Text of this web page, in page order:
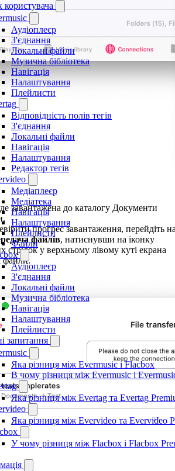
користувача
Аудіоплеєр
З'єднання
Локальні файли
Музична бібліотека
Навігація
Налаштування
Плейлисти
Відповідність полів тегів
З'єднання
Локальні файли
Навігація
Налаштування
Редактор тегів
Медіаплеєр
Медіатека
Навігація
Налаштування
Плейлисти
Файли
Аудіоплеєр
З'єднання
Локальні файли
Музична бібліотека
Навігація
Налаштування
Плейлисти
запитання
Яка різниця між Evermusic і Flacbox
В чому різниця між Evermusic і
Яка різниця між Evertag та Evertag
Яка різниця між Evervideo та Evervideo
У чому різниця між Flacbox і Flacbox
завантажена до каталогу Документи
прогрес завантаження, перейдіть
файлів, натиснувши на іконку
стрілок у верхньому лівому куті екрана
файли.